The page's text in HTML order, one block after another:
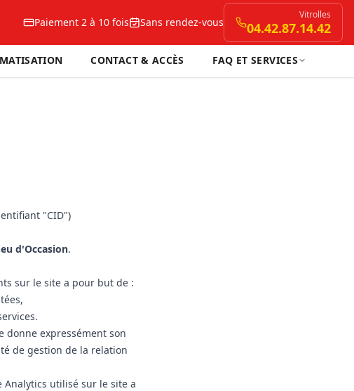
Paiement 2 à 10 fois Sans rendez-vous
Vitrolles
04.42.87.14.42
CONTACT & ACCÈS FAQ ET SERVICES
"CID")
d'Occasion.
sur le site a pour but de :
donne expressément son
de gestion de la relation
Analytics utilisé sur le site a